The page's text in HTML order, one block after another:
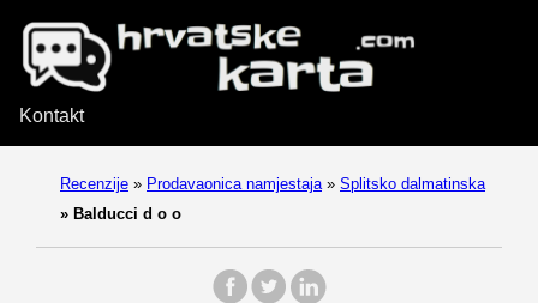
Kontakt
Recenzije » Prodavaonica namjestaja » Splitsko dalmatinska
» Balducci d o o